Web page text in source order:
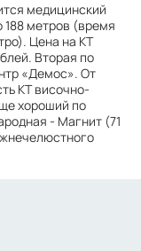
медицинский
метров (время
Цена на КТ
Вторая по
«Демос». От
КТ височно-
хороший по
- Магнит (71